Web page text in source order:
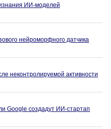
ИИ-моделей
нейроморфного датчика
неконтролируемой активности
Google создадут ИИ-стартап